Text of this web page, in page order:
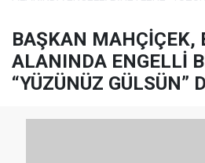
BAŞKAN MAHÇİÇEK,
ALANINDA ENGELLİ
“YÜZÜNÜZ GÜLSÜN”